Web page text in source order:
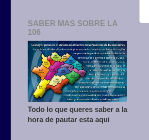
SABER MAS SOBRE LA
106
Todo lo que queres saber a la
hora de pautar esta aqui